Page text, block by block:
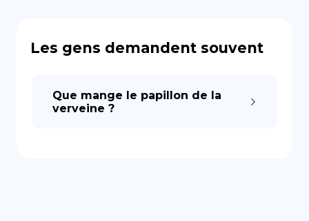
Les gens demandent souvent
Que mange le papillon de la
verveine ?